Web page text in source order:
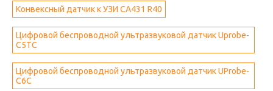
Конвексный датчик к УЗИ CA431 R40
Цифровой беспроводной ультразвуковой датчик Uprobe-
C5TC
Цифровой беспроводной ультразвуковой датчик UProbe-
C6C